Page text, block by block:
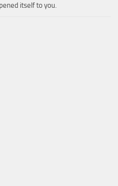
itself to you.